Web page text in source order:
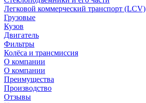
Легковой коммерческий транспорт (LCV)
Грузовые
Кузов
Двигатель
Фильтры
Колёса и трансмиссия
О компании
О компании
Преимущества
Производство
Отзывы